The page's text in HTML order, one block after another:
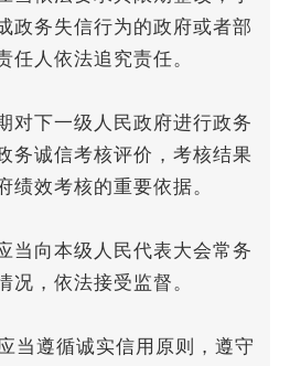
政务失信行为的政府或者部
任人依法追究责任。
对下一级人民政府进行政务
务诚信考核评价，考核结果
绩效考核的重要依据。
当向本级人民代表大会常务
况，依法接受监督。
遵循诚实信用原则，遵守